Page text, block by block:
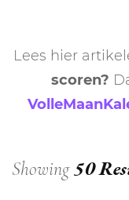
Lees hier
scoren?
Showing50